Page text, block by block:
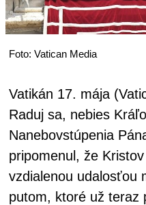
Foto: Vatican Media
Vatikán 17. mája
Raduj sa, nebies
Nanebovstúpenia
pripomenul, že
vzdialenou udalosťou
putom, ktoré už teraz